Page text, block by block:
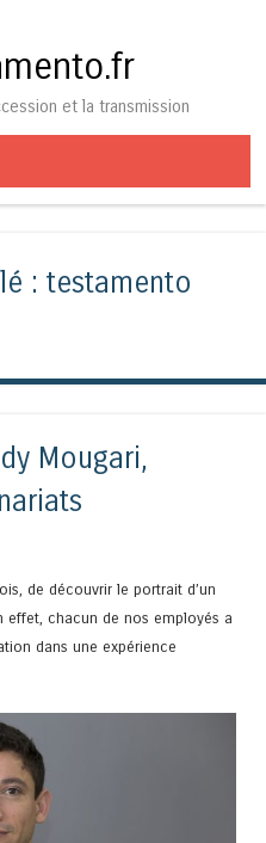
et la transmission
: testamento
Mougari,
de découvrir le portrait d’un
effet, chacun de nos employés a
dans une expérience